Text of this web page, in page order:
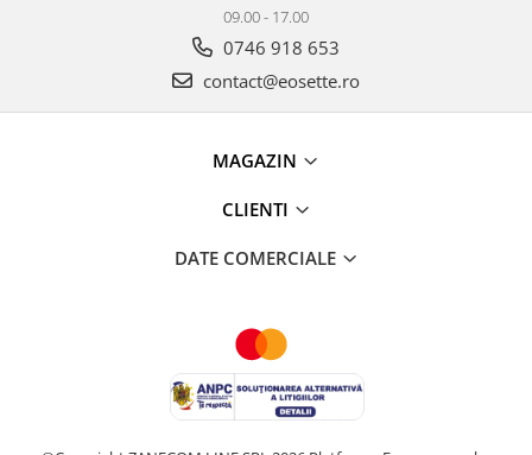
09.00 - 17.00
0746 918 653
contact@eosette.ro
MAGAZIN
CLIENTI
DATE COMERCIALE